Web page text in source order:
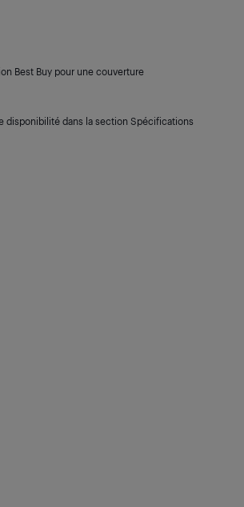
Best Buy pour une couverture
disponibilité dans la section Spécifications